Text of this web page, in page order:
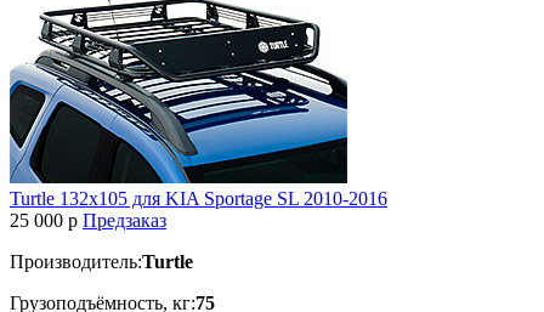
Turtle 132x105 для KIA Sportage SL 2010-2016
25 000 p Предзаказ
Производитель:Turtle
Грузоподъёмность, кг:75